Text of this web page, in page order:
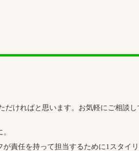
ければと思います。お気軽にご相談し
責任を持って担当するために1スタイ